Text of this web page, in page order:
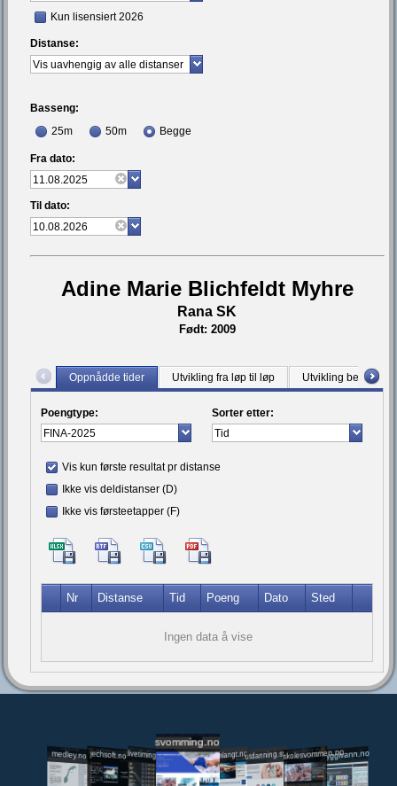
Kun lisensiert 2026
Distanse:
Basseng:
25m
50m Begge
Fra dato:
Til dato:
Adine Marie Blichfeldt Myhre
Rana SK
Født: 2009
Oppnådde tider Utvikling fra løp til løp Utvikling bestetid
Poengtype: Sorter etter:
Vis kun første resultat pr distanse
Ikke vis deldistanser (D)
Ikke vis førsteetapper (F)
Nr Distanse Tid Poeng Dato Sted
Ingen data å vise
medley.no jechsoft.nolivetiming.medley.no
svomming.no
svomlangt.noutdanning.svomming.no
skolesvommen.notryggivann.no